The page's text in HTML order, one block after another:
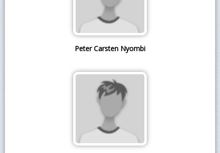
Peter Carsten Nyombi